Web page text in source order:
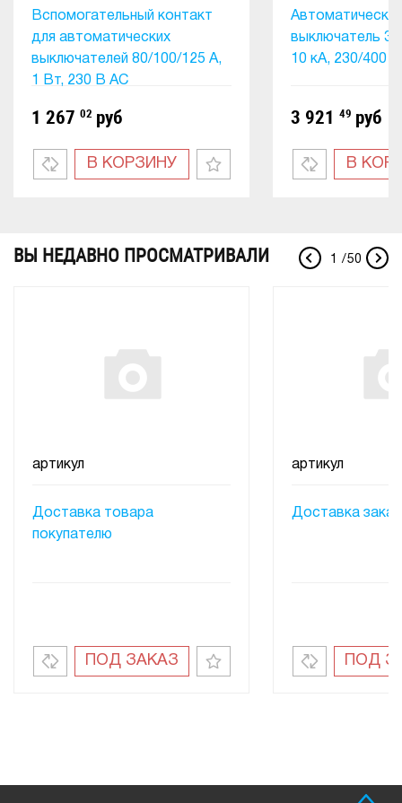
Вспомогательный контакт
для автоматических
выключателей 80/100/125 А,
1 Вт, 230 В AC
1 267 02 руб
В КОРЗИНУ
Автоматический
выключатель
10 кА, 230/400
3 921 49 руб
В
ВЫ НЕДАВНО ПРОСМАТРИВАЛИ /50
Доставка товара
покупателю
артикул
ПОД ЗАКАЗ
Доставка
артикул
ПОД
1